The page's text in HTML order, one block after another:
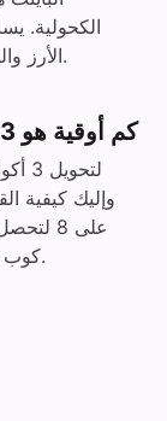
الأرز والساكي ، المشروب الكحولي الياباني التقليدي.
كم أوقية هو 3 أكواب؟
كوب في القيمة العددية 8 لتحصل على 0.8 أوقية.